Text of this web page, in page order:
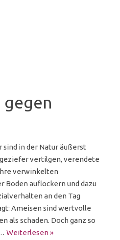
gegen
sind in der Natur äußerst
vertilgen, verendete
verwinkelten
Boden auflockern und dazu
an den Tag
Ameisen sind wertvolle
als schaden. Doch ganz so
Weiterlesen »